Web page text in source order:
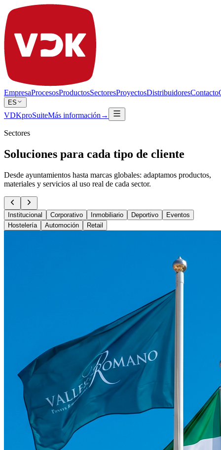
EmpresaProcesosProductosSectoresProyectosDistribuidoresContacto
ES
VDKproSuiteMás información →
Sectores
Soluciones para cada tipo de cliente
Desde ayuntamientos hasta marcas globales: adaptamos productos,
materiales y servicios al uso real de cada sector.
Institucional Corporativo Inmobiliario Deportivo
Eventos
Hostelería
Automoción Retail